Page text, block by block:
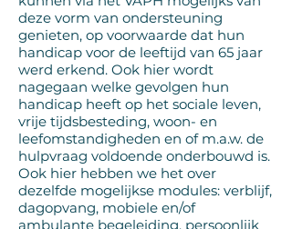
deze vorm van ondersteuning
genieten, op voorwaarde dat hun
handicap voor de leeftijd van 65 jaar
werd erkend. Ook hier wordt
nagegaan welke gevolgen hun
handicap heeft op het sociale leven,
vrije tijdsbesteding, woon- en
leefomstandigheden en of m.a.w. de
hulpvraag voldoende onderbouwd is.
Ook hier hebben we het over
dezelfde mogelijkse modules: verblijf,
dagopvang, mobiele en/of
ambulante begeleiding, persoonlijk